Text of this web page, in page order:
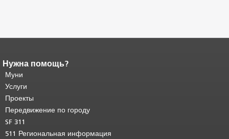
Конец содержимого
страницы.
страницы повторяется на каждой
странице.
основного содержимого .
Нужна помощь?
Муни
Услуги
Проекты
Передвижение по городу
SF 311
511 Региональная информация